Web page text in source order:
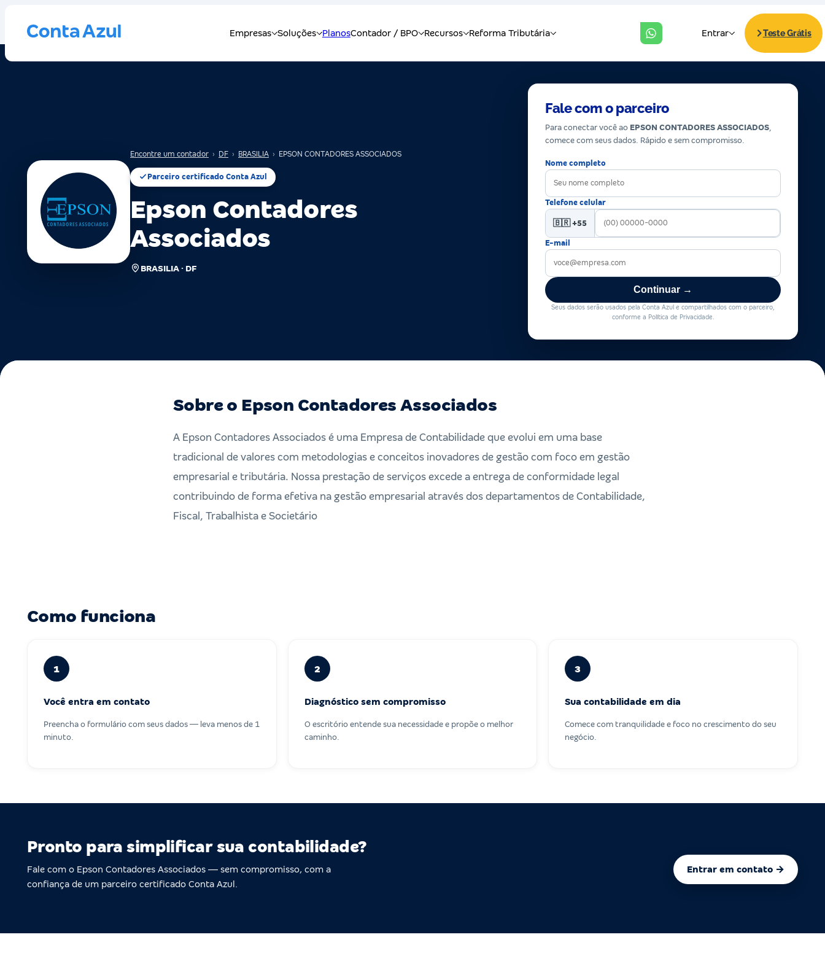
Encontre um contador › DF › BRASILIA › EPSON CONTADORES ASSOCIADOS
Parceiro certificado Conta Azul
Epson Contadores
Associados
BRASILIA · DF
Fale com o parceiro
Para conectar você ao EPSON CONTADORES ASSOCIADOS,
comece com seus dados. Rápido e sem compromisso.
Nome completo
Telefone celular
🇧🇷 +55
E-mail
Continuar →
Seus dados serão usados pela Conta Azul e compartilhados com o parceiro,
conforme a Política de Privacidade.
Sobre o Epson Contadores Associados
A Epson Contadores Associados é uma Empresa de Contabilidade que evolui em uma base
tradicional de valores com metodologias e conceitos inovadores de gestão com foco em gestão
empresarial e tributária. Nossa prestação de serviços excede a entrega de conformidade legal
contribuindo de forma efetiva na gestão empresarial através dos departamentos de Contabilidade,
Fiscal, Trabalhista e Societário
Como funciona
1
Você entra em contato
Preencha o formulário com seus dados — leva menos de 1
minuto.
2
Diagnóstico sem compromisso
O escritório entende sua necessidade e propõe o melhor
caminho.
3
Sua contabilidade em dia
Comece com tranquilidade e foco no crescimento do seu
negócio.
Pronto para simplificar sua contabilidade?
Fale com o Epson Contadores Associados — sem compromisso, com a
confiança de um parceiro certificado Conta Azul.
Entrar em contato →